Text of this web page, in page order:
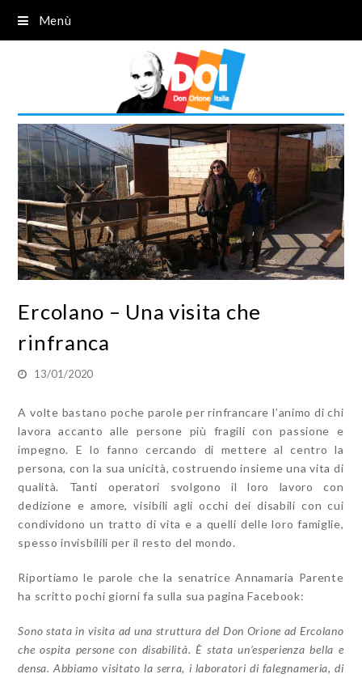
Menù
Ercolano – Una visita che
rinfranca
13/01/2020
A volte bastano poche parole per rinfrancare l’animo di chi
lavora accanto alle persone più fragili con passione e
impegno. E lo fanno cercando di mettere al centro la
persona, con la sua unicità, costruendo insieme una vita di
qualità. Tanti operatori svolgono il loro lavoro con
dedizione e amore, visibili agli occhi dei disabili con cui
condividono un tratto di vita e a quelli delle loro famiglie,
spesso invisbilili per il resto del mondo.
Riportiamo le parole che la senatrice Annamaria Parente
ha scritto pochi giorni fa sulla sua pagina Facebook:
Sono stata in visita ad una struttura del Don Orione ad Ercolano
che ospita persone con disabilità. È stata un’esperienza bella e
densa. Abbiamo visitato la serra, i laboratori di falegnameria, di